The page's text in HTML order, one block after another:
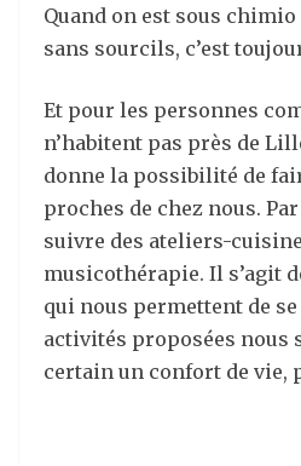
Quand on est sous chimio
sans sourcils, c’est
Et pour les personnes
n’habitent pas près de
donne la possibilité de
proches de chez nous.
suivre des ateliers-
musicothérapie. Il s’agit
qui nous permettent de
activités proposées nous
certain un confort de vie,